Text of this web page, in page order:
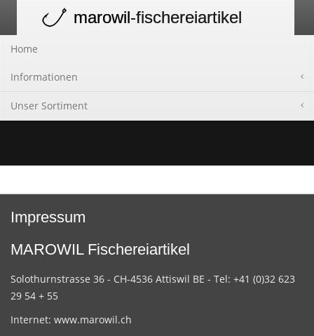
navigation
marowil-fischereiartikel
Home
Informationen
Unser Sortiment
Impressum
MAROWIL Fischereiartikel
Solothurnstrasse 36 - CH-4536 Attiswil BE - Tel: +41 (0)32 623
29 54 + 55
Internet: www.marowil.ch